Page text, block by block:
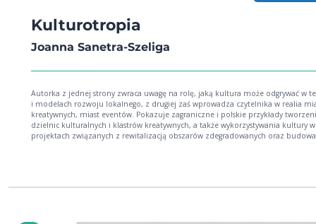
Kulturotropia
Joanna Sanetra-Szeliga
Autorka z jednej strony zwraca uwagę na rolę, jaką kultura może odgrywać w
i modelach rozwoju lokalnego, z drugiej zaś wprowadza czytelnika w realia
kreatywnych, miast eventów. Pokazuje zagraniczne i polskie przykłady
dzielnic kulturalnych i klastrów kreatywnych, a także wykorzystywania kultury w
projektach związanych z rewitalizacją obszarów zdegradowanych oraz
przedstawienie ewolucji podejścia do rozwoju miast i syntetyczny opis
miast. Jest to praca dobrze przemyślana i ułożona, starannie zredagowana i